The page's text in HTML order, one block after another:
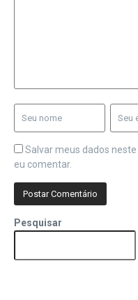
Salvar meus dados
eu comentar.
Pesquisar